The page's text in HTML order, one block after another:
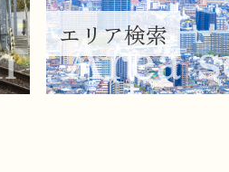
エリア検索